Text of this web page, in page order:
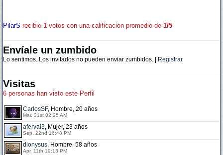
PilarS recibio 1 votos con una calificacion promedio de 1/5
Envíale un zumbido
Lo sentimos. Los invitados no pueden enviar zumbidos. | Registrar
Visitas
6 personas han visto este Perfil
CarlosSF, Hombre, 20 años
Mar. 31st 02:25 AM
aferval3, Mujer, 23 años
Sep. 22nd 16:48 PM
dionysus, Hombre, 58 años
Apr. 11th 19:13 PM